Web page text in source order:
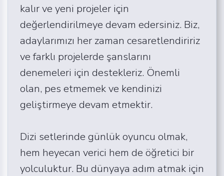
kalır ve yeni projeler için
değerlendirilmeye devam edersiniz. Biz,
adaylarımızı her zaman cesaretlendiririz
ve farklı projelerde şanslarını
denemeleri için destekleriz. Önemli
olan, pes etmemek ve kendinizi
geliştirmeye devam etmektir.
Dizi setlerinde günlük oyuncu olmak,
hem heyecan verici hem de öğretici bir
yolculuktur. Bu dünyaya adım atmak için